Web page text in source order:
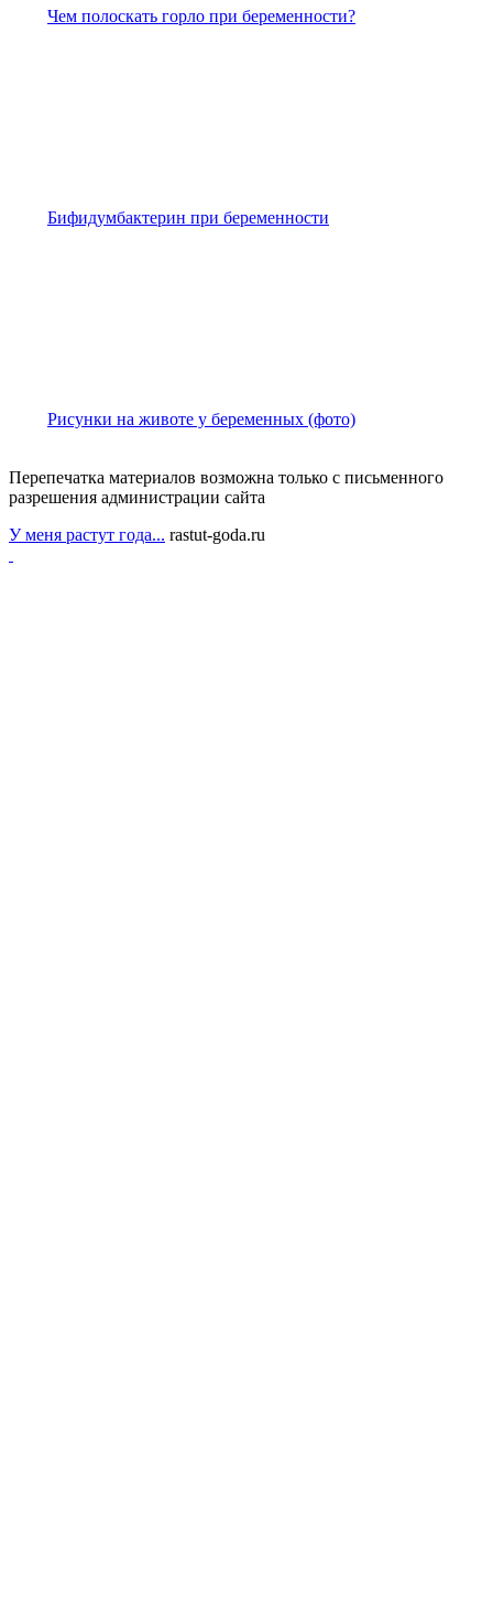
Чем полоскать горло при беременности?
Бифидумбактерин при беременности
Рисунки на животе у беременных (фото)
Перепечатка материалов возможна только с письменного
разрешения администрации сайта
У меня растут года... rastut-goda.ru